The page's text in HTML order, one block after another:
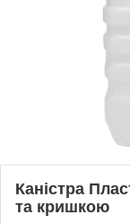
Каністра
та кришкою